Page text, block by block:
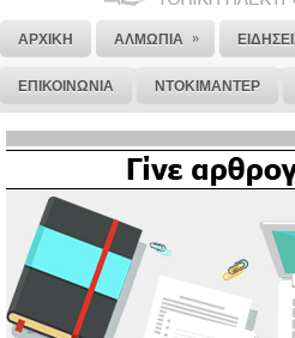
ΑΡΧΙΚΗ ΑΛΜΩΠΙΑ »
ΕΠΙΚΟΙΝΩΝΙΑ ΝΤΟΚΙΜΑΝΤΕΡ